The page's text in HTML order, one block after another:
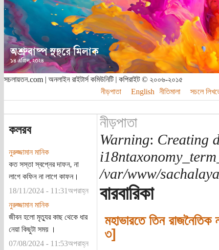
সচলায়তন.com | অনলাইন রাইটার্স কমিউনিটি | কপিরাইট © ২০০৬-২০১৫
নীড়পাতা
English নীতিমালা সচলে
কলরব
নুরুজ্জামান মানিক
কত সস্তা স্বপ্নের দাফন, না
লাগে কফিন না লাগে কাফন।
18/11/2024 - 11:31অপরাহ্ন
নুরুজ্জামান মানিক
জীবন হলো মৃত্যুর কাছ থেকে ধার
নেয়া কিছুটা সময় ।
07/08/2024 - 11:53অপরাহ্ন
নীড়পাতা
Warning: Creating
/var/www/
বারবারিকা
মহাভারতে তিন
৩]